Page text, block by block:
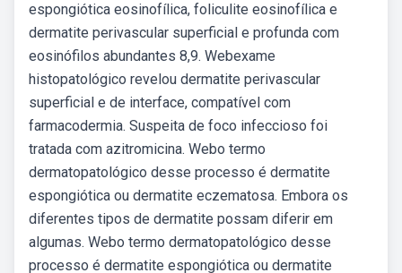
espongiótica eosinofílica, foliculite eosinofílica e
dermatite perivascular superficial e profunda com
eosinófilos abundantes 8,9. Webexame
histopatológico revelou dermatite perivascular
superficial e de interface, compatível com
farmacodermia. Suspeita de foco infeccioso foi
tratada com azitromicina. Webo termo
dermatopatológico desse processo é dermatite
espongiótica ou dermatite eczematosa. Embora os
diferentes tipos de dermatite possam diferir em
algumas. Webo termo dermatopatológico desse
processo é dermatite espongiótica ou dermatite